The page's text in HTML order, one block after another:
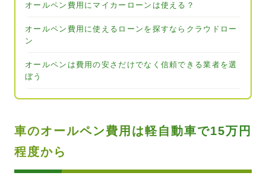
オールペン費用にマイカーローンは使える？
オールペン費用に使えるローンを探すならクラウドロー
ン
オールペンは費用の安さだけでなく信頼できる業者を選
ぼう
車のオールペン費用は軽自動車で15万円
程度から